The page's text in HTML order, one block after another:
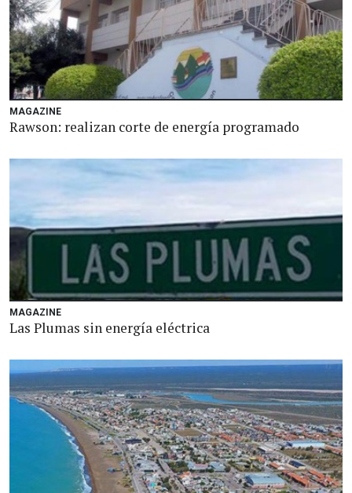
MAGAZINE
Rawson: realizan corte de energía programado
MAGAZINE
Las Plumas sin energía eléctrica